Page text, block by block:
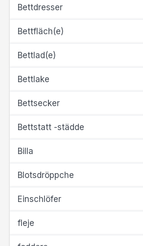
Bettdresser
Bettfläch(e)
Bettlad(e)
Bettlake
Bettsecker
Bettstatt -städde
Billa
Blotsdröppche
Einschlöfer
fleje